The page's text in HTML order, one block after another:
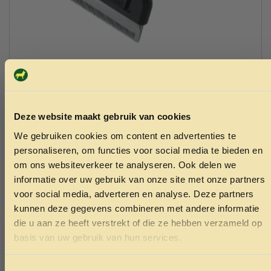
Deze website maakt gebruik van cookies
We gebruiken cookies om content en advertenties te
personaliseren, om functies voor social media te bieden en
om ons websiteverkeer te analyseren. Ook delen we
informatie over uw gebruik van onze site met onze partners
voor social media, adverteren en analyse. Deze partners
kunnen deze gegevens combineren met andere informatie
die u aan ze heeft verstrekt of die ze hebben verzameld op
basis van uw gebruik van hun services.
Ferplast trimmer small 13x7cm GRO 5960
Toevoegen aan winkelwagen
Kom naar onze
ONTVANG 5% KORTING OP
JE EERSTE BESTELLING!
Ontvang korting
Door je in te schrijven ga je akkoord met het ontvangen van